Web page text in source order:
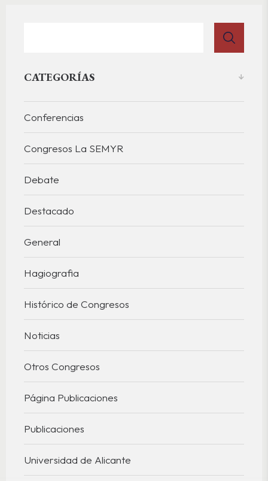
CATEGORÍAS
Conferencias
Congresos La SEMYR
Debate
Destacado
General
Hagiografia
Histórico de Congresos
Noticias
Otros Congresos
Página Publicaciones
Publicaciones
Universidad de Alicante